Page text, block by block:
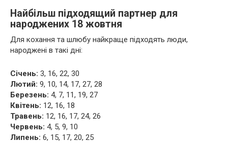
Найбільш підходящий партнер для
народжених 18 жовтня
Для кохання та шлюбу найкраще підходять люди,
народжені в такі дні:
Січень: 3, 16, 22, 30
Лютий: 9, 10, 14, 17, 27, 28
Березень: 4, 7, 11, 19, 27
Квітень: 12, 16, 18
Травень: 12, 16, 17, 24, 26
Червень: 4, 5, 9, 10
Липень: 6, 15, 17, 20, 25